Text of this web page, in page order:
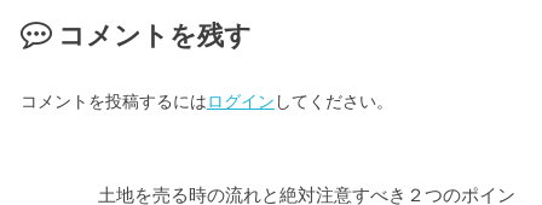
コメントを残す
コメントを投稿するにはログイン してください。
土地を売る時の流れと絶対注意すべき２つのポイン